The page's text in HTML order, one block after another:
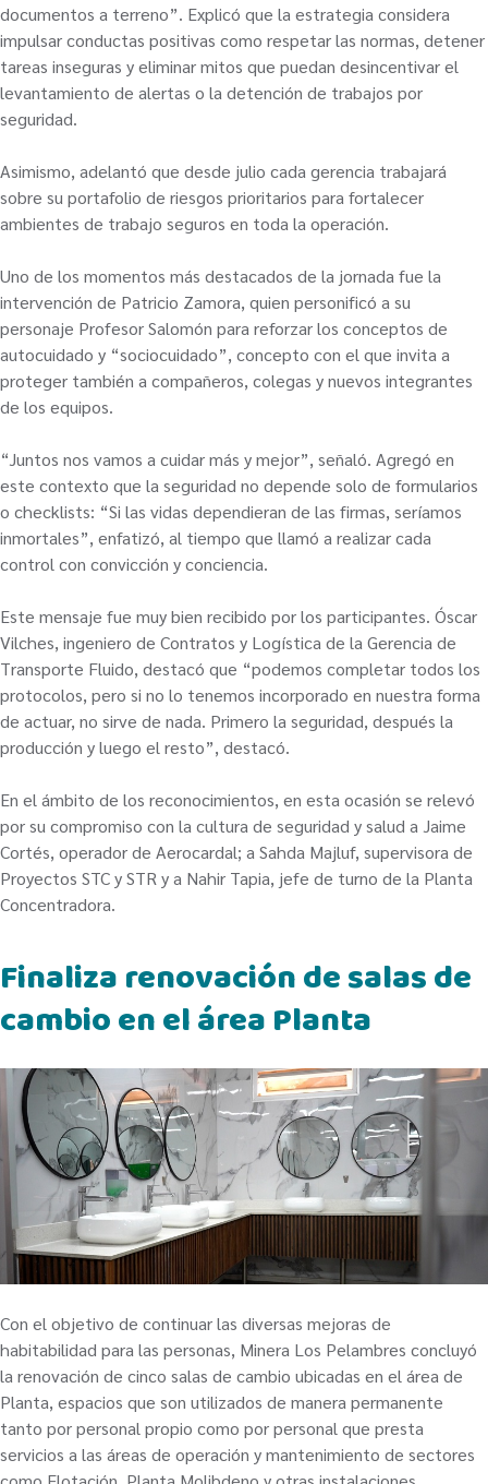
documentos a terreno”. Explicó que la estrategia considera
impulsar conductas positivas como respetar las normas, detener
tareas inseguras y eliminar mitos que puedan desincentivar el
levantamiento de alertas o la detención de trabajos por
seguridad.
Asimismo, adelantó que desde julio cada gerencia trabajará
sobre su portafolio de riesgos prioritarios para fortalecer
ambientes de trabajo seguros en toda la operación.
Uno de los momentos más destacados de la jornada fue la
intervención de Patricio Zamora, quien personificó a su
personaje Profesor Salomón para reforzar los conceptos de
autocuidado y “sociocuidado”, concepto con el que invita a
proteger también a compañeros, colegas y nuevos integrantes
de los equipos.
“Juntos nos vamos a cuidar más y mejor”, señaló. Agregó en
este contexto que la seguridad no depende solo de formularios
o checklists: “Si las vidas dependieran de las firmas, seríamos
inmortales”, enfatizó, al tiempo que llamó a realizar cada
control con convicción y conciencia.
Este mensaje fue muy bien recibido por los participantes. Óscar
Vilches, ingeniero de Contratos y Logística de la Gerencia de
Transporte Fluido, destacó que “podemos completar todos los
protocolos, pero si no lo tenemos incorporado en nuestra forma
de actuar, no sirve de nada. Primero la seguridad, después la
producción y luego el resto”, destacó.
En el ámbito de los reconocimientos, en esta ocasión se relevó
por su compromiso con la cultura de seguridad y salud a Jaime
Cortés, operador de Aerocardal; a Sahda Majluf, supervisora de
Proyectos STC y STR y a Nahir Tapia, jefe de turno de la Planta
Concentradora.
Finaliza renovación de salas de
cambio en el área Planta
Con el objetivo de continuar las diversas mejoras de
habitabilidad para las personas, Minera Los Pelambres concluyó
la renovación de cinco salas de cambio ubicadas en el área de
Planta, espacios que son utilizados de manera permanente
tanto por personal propio como por personal que presta
servicios a las áreas de operación y mantenimiento de sectores